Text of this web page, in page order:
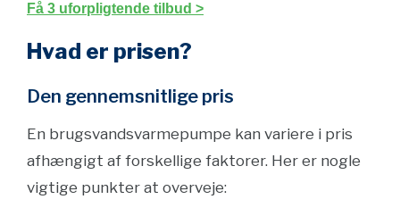
Få 3 uforpligtende tilbud >
Hvad er prisen?
Den gennemsnitlige pris
En brugsvandsvarmepumpe kan variere i pris
afhængigt af forskellige faktorer. Her er nogle
vigtige punkter at overveje: